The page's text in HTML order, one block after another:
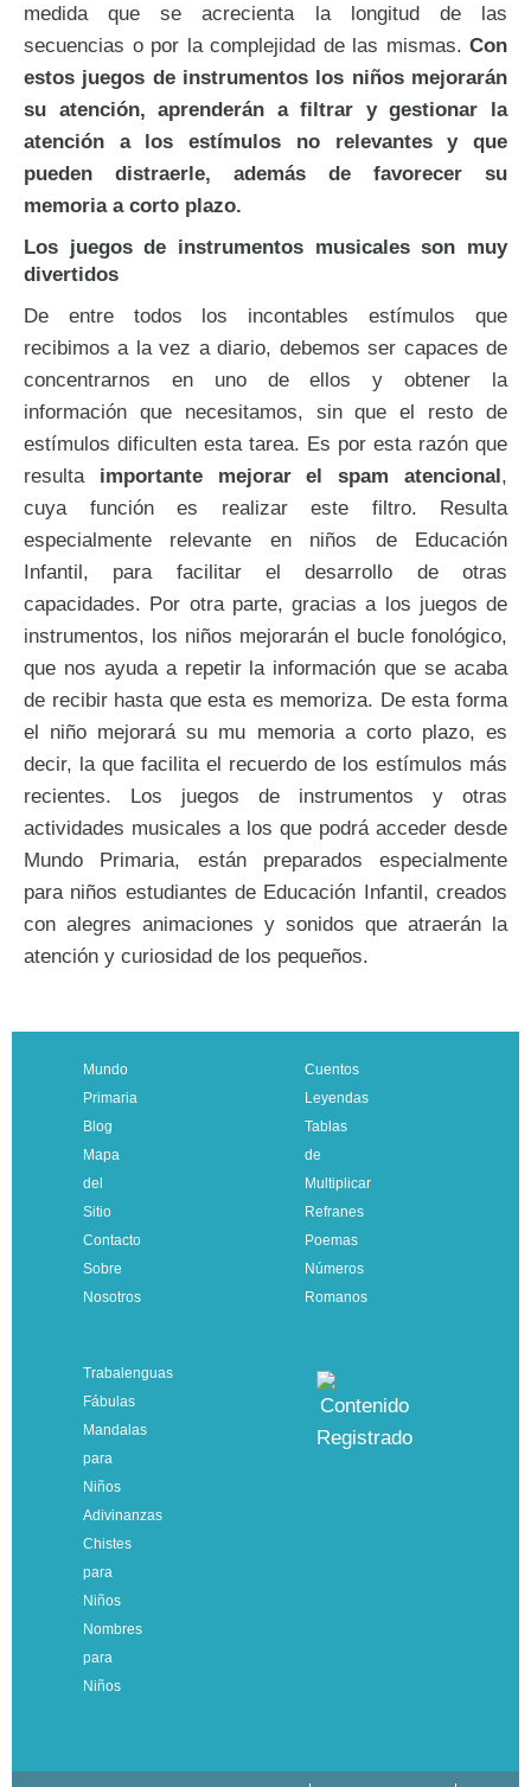
medida que se acrecienta la longitud de las
secuencias o por la complejidad de las mismas. Con
estos juegos de instrumentos los niños mejorarán
su atención, aprenderán a filtrar y gestionar la
atención a los estímulos no relevantes y que
pueden distraerle, además de favorecer su
memoria a corto plazo.
Los juegos de instrumentos musicales son muy
divertidos
De entre todos los incontables estímulos que
recibimos a la vez a diario, debemos ser capaces de
concentrarnos en uno de ellos y obtener la
información que necesitamos, sin que el resto de
estímulos dificulten esta tarea. Es por esta razón que
resulta importante mejorar el spam atencional,
cuya función es realizar este filtro. Resulta
especialmente relevante en niños de Educación
Infantil, para facilitar el desarrollo de otras
capacidades. Por otra parte, gracias a los juegos de
instrumentos, los niños mejorarán el bucle fonológico,
que nos ayuda a repetir la información que se acaba
de recibir hasta que esta es memoriza. De esta forma
el niño mejorará su mu memoria a corto plazo, es
decir, la que facilita el recuerdo de los estímulos más
recientes. Los juegos de instrumentos y otras
actividades musicales a los que podrá acceder desde
Mundo Primaria, están preparados especialmente
para niños estudiantes de Educación Infantil, creados
con alegres animaciones y sonidos que atraerán la
atención y curiosidad de los pequeños.
Mundo
Primaria
Blog
Mapa
del
Sitio
Contacto
Sobre
Nosotros
Cuentos
Leyendas
Tablas
de
Multiplicar
Refranes
Poemas
Números
Romanos
Trabalenguas
Fábulas
Mandalas
para
Niños
Adivinanzas
Chistes
para
Niños
Nombres
para
Niños